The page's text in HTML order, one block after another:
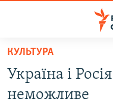
Перейти
основного
матеріалу
ВСЕ ЗА ДОБУ
КУЛЬТУРА
Україна і
неможливе